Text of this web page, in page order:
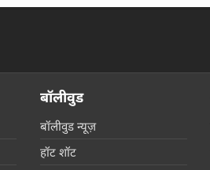
बॉलीवुड
बॉलीवुड न्यूज़
हॉट शॉट